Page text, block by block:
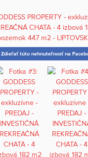
Zdieľať túto nehnuteľnosť na